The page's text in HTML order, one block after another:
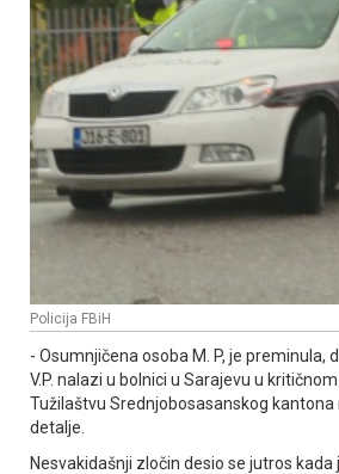
Policija FBiH
- Osumnjičena osoba M. P, je preminula,
V.P. nalazi u bolnici u Sarajevu u
Tužilaštvu Srednjobosasanskog kantona
detalje.
Nesvakidašnji zločin desio se jutros kada